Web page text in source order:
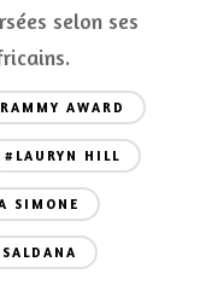
selon ses
AWARD
#LAURYN HILL
SIMONE